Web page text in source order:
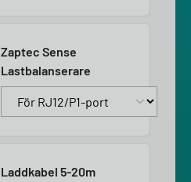
Zaptec Sense
Lastbalanserare
Laddkabel 5-20m